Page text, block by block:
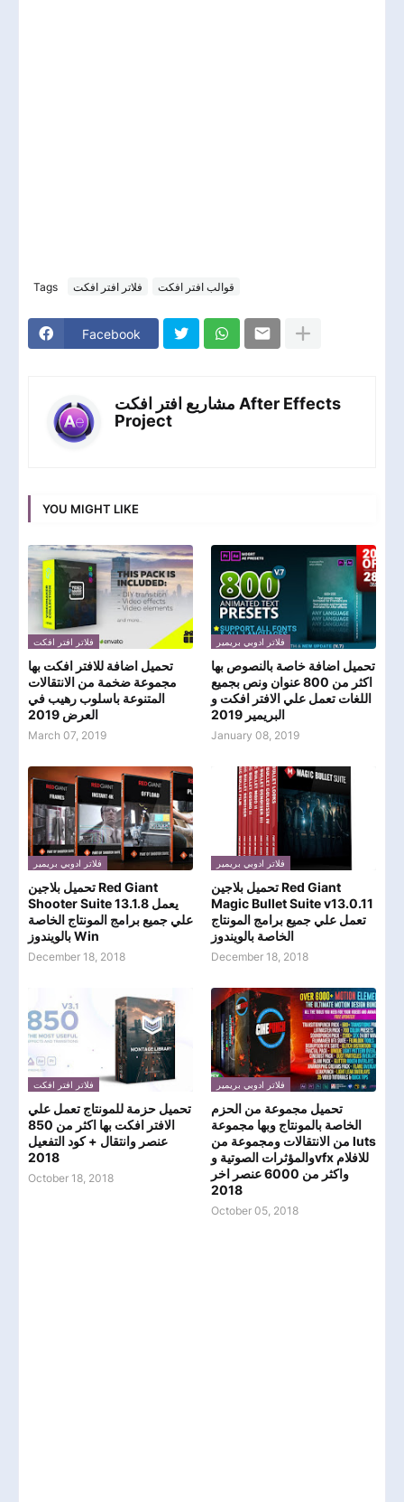
Tags فلاتر افتر افكت قوالب افتر افكت
Facebook
مشاريع افتر افكت After Effects
Project
YOU MIGHT LIKE
فلاتر افتر افكت
تحميل اضافة للافتر افكت بها
مجموعة ضخمة من الانتقالات
المتنوعة باسلوب رهيب في
العرض 2019
March 07, 2019
فلاتر ادوبي بريمير
تحميل اضافة خاصة بالنصوص بها
اكثر من 800 عنوان ونص بجميع
اللغات تعمل علي الافتر افكت و
البريمير 2019
January 08, 2019
فلاتر ادوبي بريمير
تحميل بلاجين Red Giant
Shooter Suite 13.1.8 يعمل
علي جميع برامج المونتاج الخاصة
بالويندوز Win
December 18, 2018
فلاتر ادوبي بريمير
تحميل بلاجين Red Giant
Magic Bullet Suite v13.0.11
تعمل علي جميع برامج المونتاج
الخاصة بالويندوز
December 18, 2018
فلاتر افتر افكت
تحميل حزمة للمونتاج تعمل علي
الافتر افكت بها اكثر من 850
عنصر وانتقال + كود التفعيل
2018
October 18, 2018
فلاتر ادوبي بريمير
تحميل مجموعة من الحزم
الخاصة بالمونتاج وبها مجموعة
من الانتقالات ومجموعة من luts
والمؤثرات الصوتية وvfx للافلام
واكثر من 6000 عنصر اخر
2018
October 05, 2018